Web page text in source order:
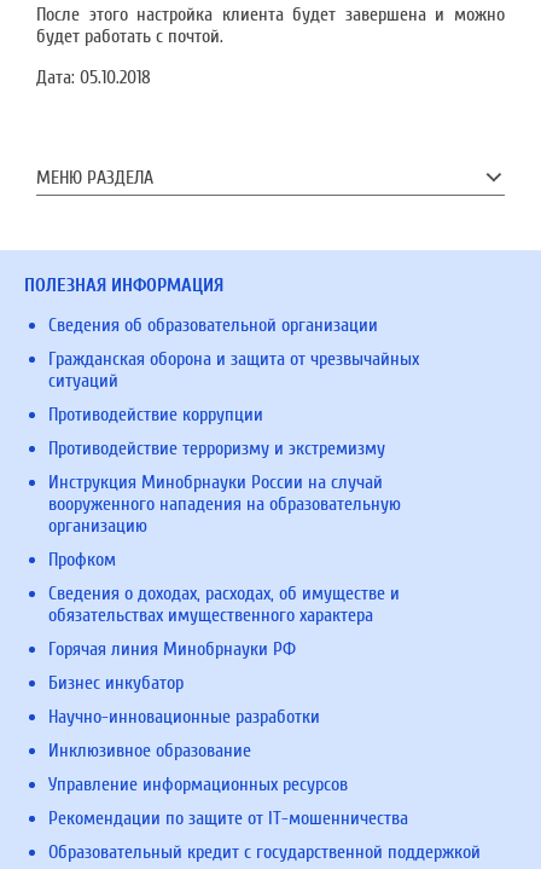
После этого настройка клиента будет завершена и можно
будет работать с почтой.
Дата: 05.10.2018
МЕНЮ РАЗДЕЛА
ПОЛЕЗНАЯ ИНФОРМАЦИЯ
Сведения об образовательной организации
Гражданская оборона и защита от чрезвычайных
ситуаций
Противодействие коррупции
Противодействие терроризму и экстремизму
Инструкция Минобрнауки России на случай
вооруженного нападения на образовательную
организацию
Профком
Сведения о доходах, расходах, об имуществе и
обязательствах имущественного характера
Горячая линия Минобрнауки РФ
Бизнес инкубатор
Научно-инновационные разработки
Инклюзивное образование
Управление информационных ресурсов
Рекомендации по защите от IT-мошенничества
Образовательный кредит с государственной поддержкой